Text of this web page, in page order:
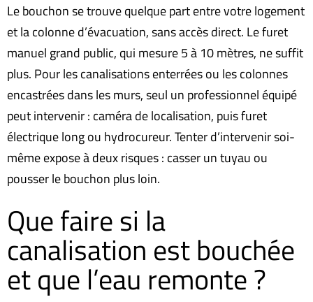
Le bouchon se trouve quelque part entre votre logement
et la colonne d’évacuation, sans accès direct. Le furet
manuel grand public, qui mesure 5 à 10 mètres, ne suffit
plus. Pour les canalisations enterrées ou les colonnes
encastrées dans les murs, seul un professionnel équipé
peut intervenir : caméra de localisation, puis furet
électrique long ou hydrocureur. Tenter d’intervenir soi-
même expose à deux risques : casser un tuyau ou
pousser le bouchon plus loin.
Que faire si la
canalisation est bouchée
et que l’eau remonte ?